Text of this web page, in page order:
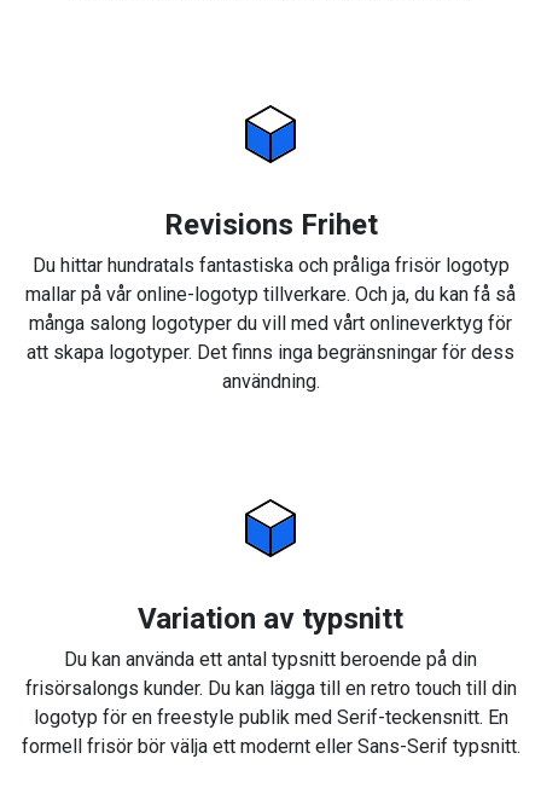
Revisions Frihet
Du hittar hundratals fantastiska och pråliga frisör logotyp
mallar på vår online-logotyp tillverkare. Och ja, du kan få så
många salong logotyper du vill med vårt onlineverktyg för
att skapa logotyper. Det finns inga begränsningar för dess
användning.
Variation av typsnitt
Du kan använda ett antal typsnitt beroende på din
frisörsalongs kunder. Du kan lägga till en retro touch till din
logotyp för en freestyle publik med Serif-teckensnitt. En
formell frisör bör välja ett modernt eller Sans-Serif typsnitt.